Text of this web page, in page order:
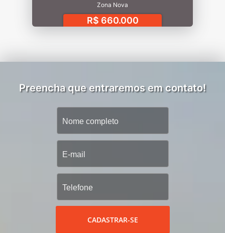
Zona Nova
R$ 660.000
Preencha que entraremos em contato!
CADASTRAR-SE